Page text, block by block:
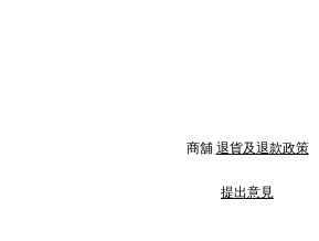
商舖 退貨及退款政策
提出意見